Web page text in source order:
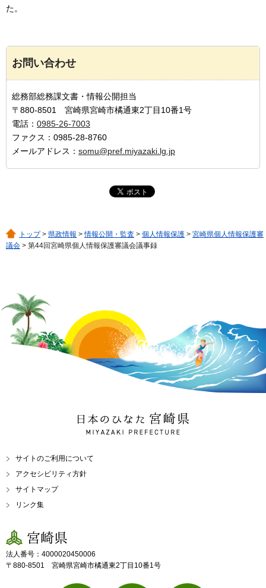
た。
お問い合わせ
総務部総務課文書・情報公開担当
〒880-8501 宮崎県宮崎市橘通東2丁目10番1号
電話： 0985-26-7003
ファクス：0985-28-8760
メールアドレス： somu@pref.miyazaki.lg.jp
トップ> 県政情報 >情報公開・監査 > 個人情報保護 > 宮崎県個人情報保護審
議会 > 第44回宮崎県個人情報保護審議会議事録
日本のひなた 宮崎県
MIYAZAKI PREFECTURE
サイトのご利用について
アクセシビリティ方針
サイトマップ
リンク集
宮崎県
法人番号：4000020450006
〒880-8501 宮崎県宮崎市橘通東2丁目10番1号